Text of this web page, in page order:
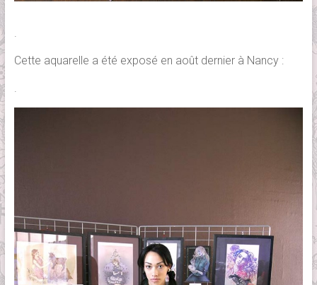
Cette aquarelle a été exposé en août dernier à Nancy :